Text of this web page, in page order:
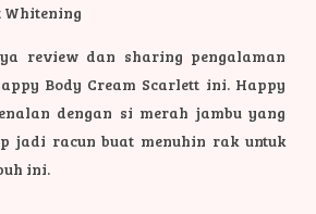
Whitening
review dan sharing pengalaman
Body Cream Scarlett ini. Happy
dengan si merah jambu yang
jadi racun buat menuhin rak untuk
ini.